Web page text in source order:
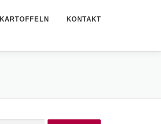
KARTOFFELN KONTAKT